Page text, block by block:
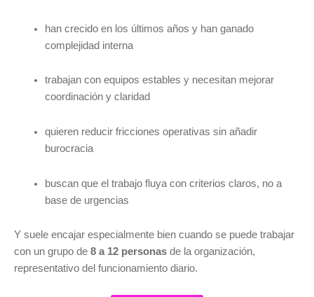
han crecido en los últimos años y han ganado
complejidad interna
trabajan con equipos estables y necesitan mejorar
coordinación y claridad
quieren reducir fricciones operativas sin añadir
burocracia
buscan que el trabajo fluya con criterios claros, no a
base de urgencias
Y suele encajar especialmente bien cuando se puede trabajar
con un grupo de 8 a 12 personas de la organización,
representativo del funcionamiento diario.